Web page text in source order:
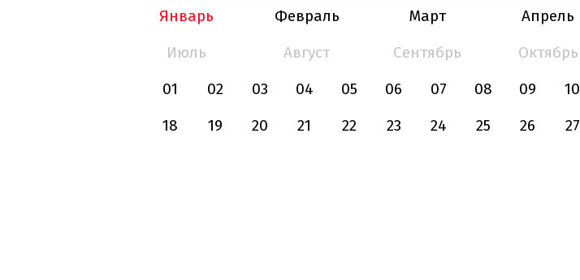
Январь
Февраль Март Апрель
Июль
Август Сентябрь Октябрь
01
02 03 04 05 06 07 08 09 10
18
19 20 21 22 23 24 25 26 27